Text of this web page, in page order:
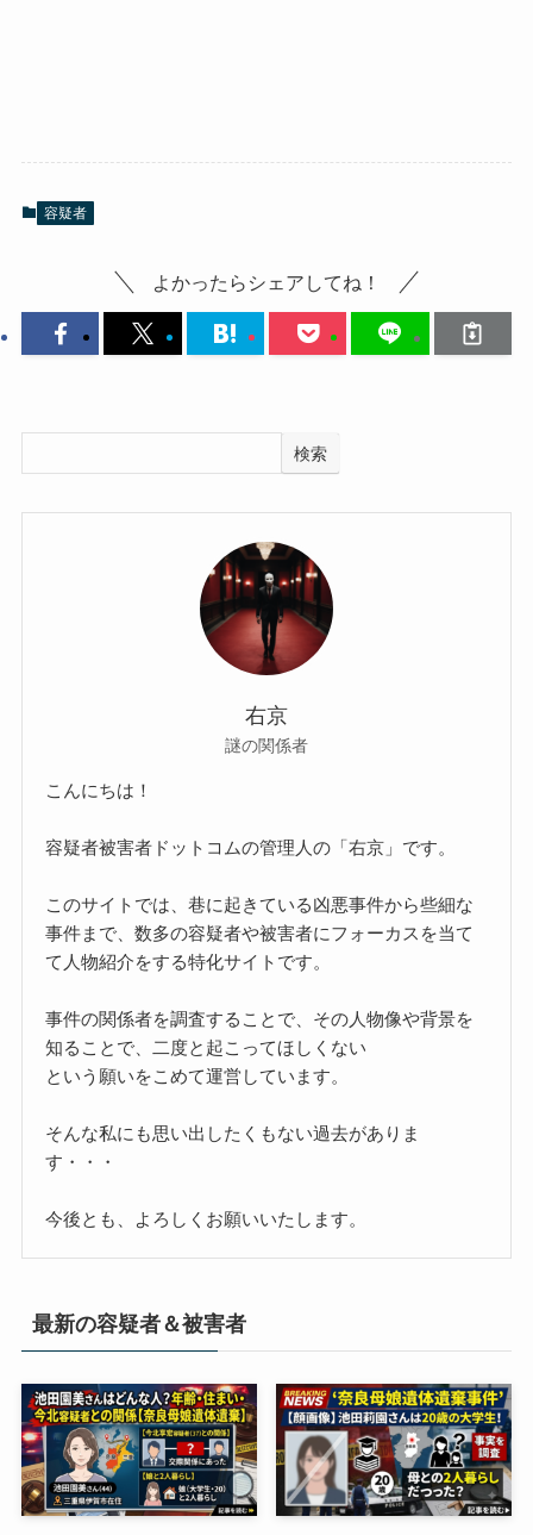
容疑者
よかったらシェアしてね！
検索
右京
謎の関係者
こんにちは！
容疑者被害者ドットコムの管理人の「右京」です。
このサイトでは、巷に起きている凶悪事件から些細な
事件まで、数多の容疑者や被害者にフォーカスを当て
て人物紹介をする特化サイトです。
事件の関係者を調査することで、その人物像や背景を
知ることで、二度と起こってほしくない
という願いをこめて運営しています。
そんな私にも思い出したくもない過去がありま
す・・・
今後とも、よろしくお願いいたします。
最新の容疑者＆被害者